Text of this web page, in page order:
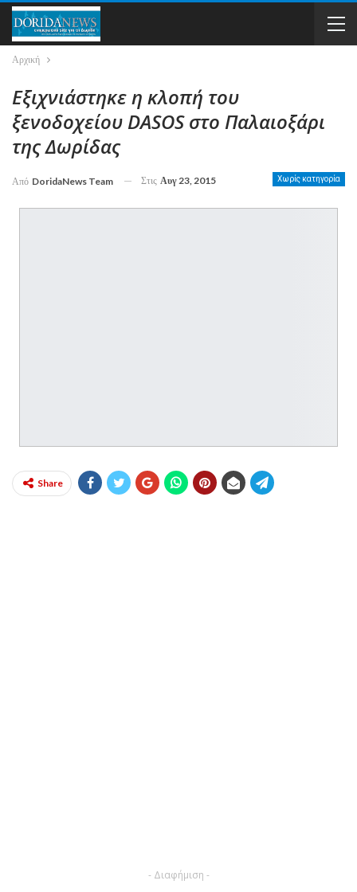
Αρχική
Εξιχνιάστηκε η κλοπή του
ξενοδοχείου DASOS στο Παλαιοξάρι
της Δωρίδας
Χωρίς κατηγορία
Από DoridaNews Team Στις Αυγ 23, 2015
Share
- Διαφήμιση -